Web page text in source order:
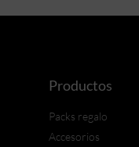
Productos
Packs regalo
Accesorios